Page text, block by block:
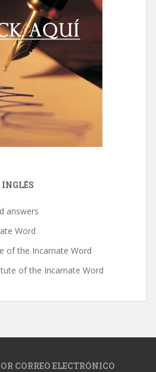
answers
Word
of the Incarnate Word
of the Incarnate Word
CORREO ELECTRÓNICO